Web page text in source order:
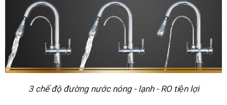
3 chế độ đường nước nóng - lạnh - RO tiện lợi